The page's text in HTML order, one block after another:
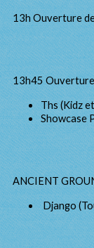
13h Ouverture
13h45
Ths (Kidz
Showcase
ANCIENT
Django